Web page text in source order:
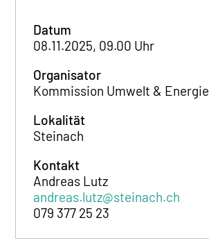
Datum
08.11.2025, 09.00 Uhr
Organisator
Kommission Umwelt & Energie
Lokalität
Steinach
Kontakt
Andreas Lutz
andreas.lutz@steinach.ch
079 377 25 23